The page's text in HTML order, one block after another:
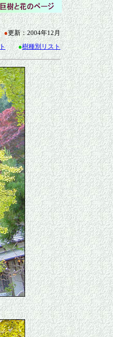
●更新：2004年12月
●樹種別リスト